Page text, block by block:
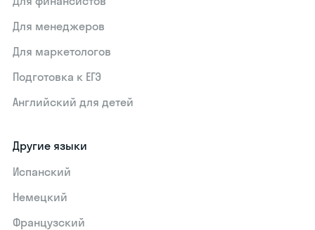
Для менеджеров
Для маркетологов
Подготовка к ЕГЭ
Английский для детей
Другие языки
Испанский
Немецкий
Французский